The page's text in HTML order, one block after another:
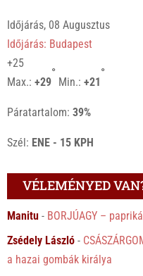
Időjárás, 08 Augusztus
Időjárás: Budapest
+25
Max.:+29
°
Min.:+21
°
Páratartalom:39%
Szél: ENE - 15 KPH
VÉLEMÉNYED
Manitu - BORJÚAGY –
Zsédely László -
a hazai gombák királya